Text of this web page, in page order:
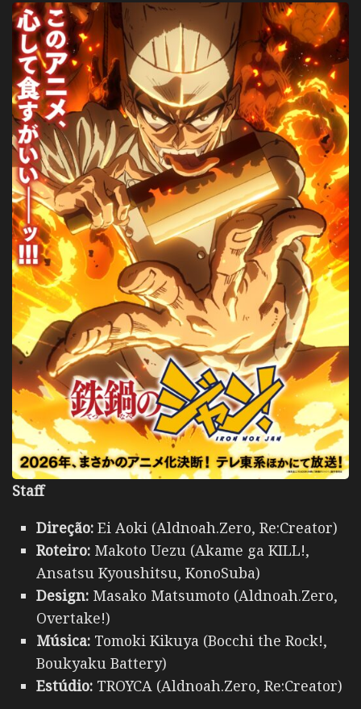
Staff
Direção: Ei Aoki (Aldnoah.Zero, Re:Creator)
Roteiro: Makoto Uezu (Akame ga KILL!,
Ansatsu Kyoushitsu, KonoSuba)
Design: Masako Matsumoto (Aldnoah.Zero,
Overtake!)
Música: Tomoki Kikuya (Bocchi the Rock!,
Boukyaku Battery)
Estúdio: TROYCA (Aldnoah.Zero, Re:Creator)